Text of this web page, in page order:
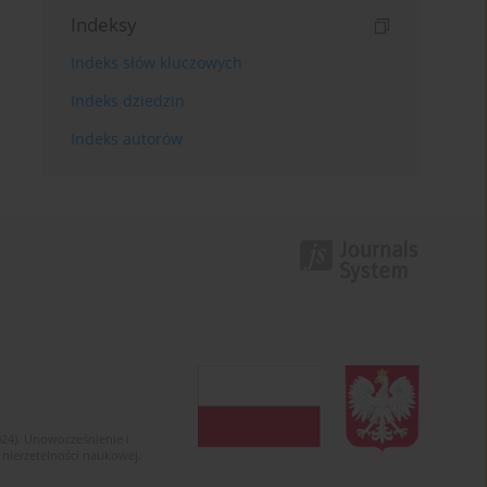
Indeksy
Indeks słów kluczowych
Indeks dziedzin
Indeks autorów